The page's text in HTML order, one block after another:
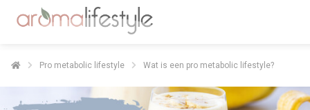
Pro metabolic lifestyle Wat is een pro metabolic lifestyle?